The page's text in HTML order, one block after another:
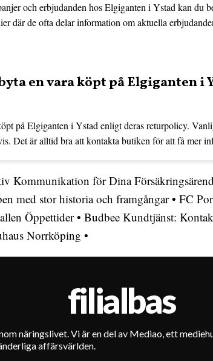
och erbjudanden hos Elgiganten i Ystad kan du
där de ofta delar information om aktuella
en vara köpt på Elgiganten i
på Elgiganten i Ystad enligt deras returpolicy.
Det är alltid bra att kontakta butiken för att få mer
Kommunikation för Dina
med stor historia och framgångar• FC
Öppettider• Budbee Kundtjänst:
Norrköping •
filialbas
näringslivet. Vi är en del av Mediao, ett
affärsvärlden.